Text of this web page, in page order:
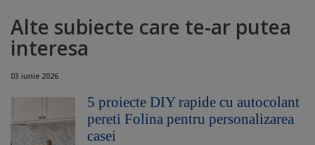
Alte subiecte care te-ar putea
interesa
03 iunie 2026
5 proiecte DIY rapide cu autocolant
pereti Folina pentru personalizarea
casei